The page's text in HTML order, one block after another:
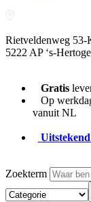
Rietveldenweg 53-
5222 AP ‘s-
Gratis
Op
vanuit NL
Uitstekend
Zoekterm